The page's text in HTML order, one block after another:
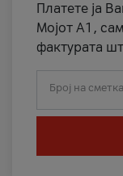
Платете ја
Мојот А1,
фактурата
Број на сметка